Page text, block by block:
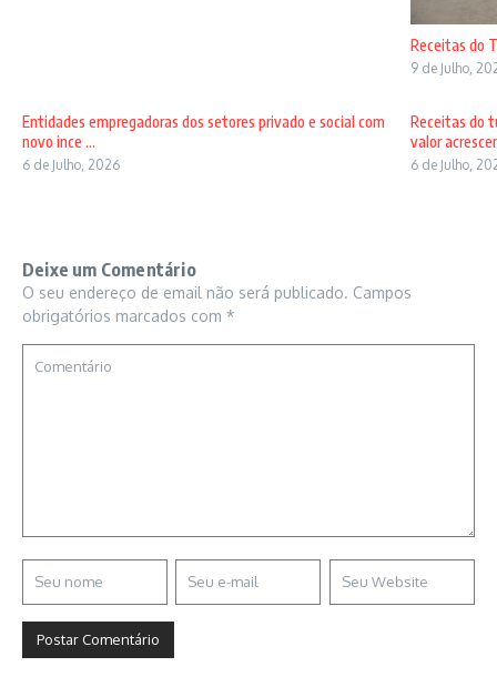
Receitas do
9 de Julho,
Entidades empregadoras dos setores privado e social com
novo ince ...
6 de Julho, 2026
Receitas do
valor
6 de Julho,
Deixe um Comentário
O seu endereço de email não será publicado. Campos
obrigatórios marcados com *